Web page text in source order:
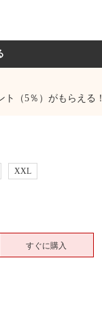
ト（5％）がもらえる！
XXL
すぐに購入